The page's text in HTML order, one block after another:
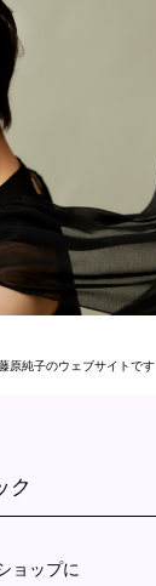
原純子のウェブサイトです
ク
ョップに